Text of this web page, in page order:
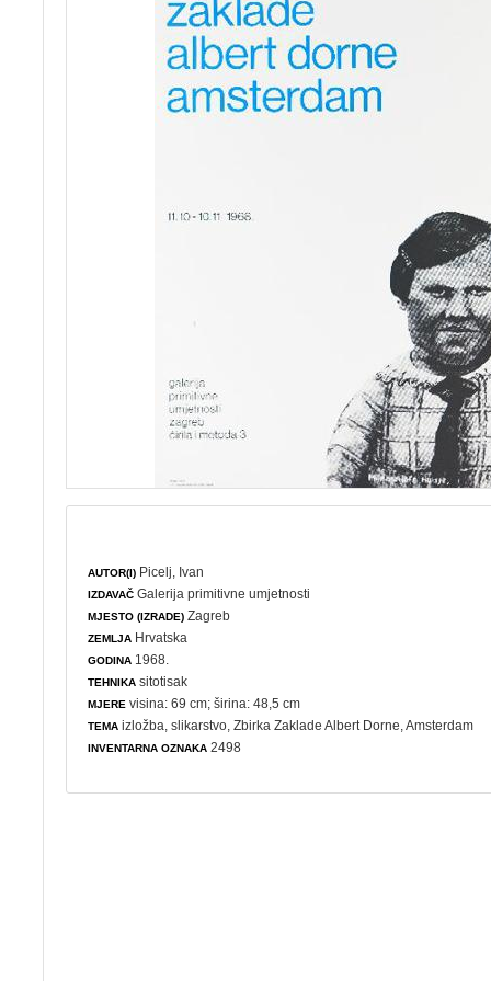
AUTOR(I) Picelj, Ivan
IZDAVAČ Galerija primitivne umjetnosti
MJESTO (IZRADE) Zagreb
ZEMLJA Hrvatska
GODINA 1968.
TEHNIKA sitotisak
MJERE visina: 69 cm; širina: 48,5 cm
TEMA izložba ,slikarstvo , Zbirka Zaklade Albert Dorne, Amsterdam
INVENTARNA OZNAKA 2498